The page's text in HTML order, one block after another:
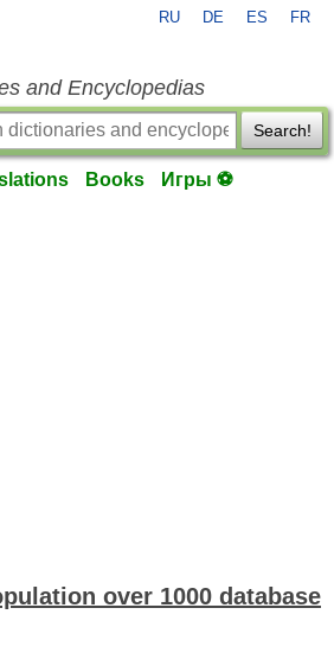
RU DE ES FR
and Encyclopedias
Search!
Books Игры ⚽
over 1000 database